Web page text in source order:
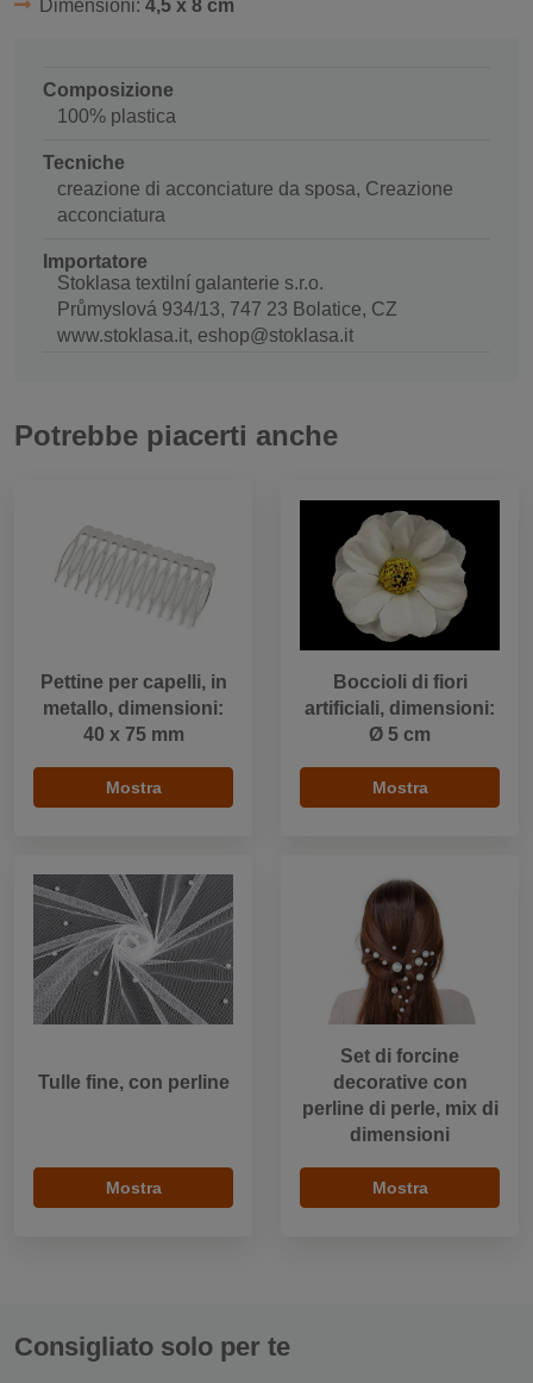
Dimensioni: 4,5 x 8 cm
Composizione
100% plastica
Tecniche
creazione di acconciature da sposa, Creazione
acconciatura
Importatore
Stoklasa textilní galanterie s.r.o.
Průmyslová 934/13, 747 23 Bolatice, CZ
www.stoklasa.it, eshop@stoklasa.it
Potrebbe piacerti anche
Pettine per capelli, in
metallo, dimensioni:
40 x 75 mm
Mostra
Boccioli di fiori
artificiali, dimensioni:
Ø 5 cm
Mostra
Tulle fine, con perline
Mostra
Set di forcine
decorative con
perline di perle, mix di
dimensioni
Mostra
Consigliato solo per te